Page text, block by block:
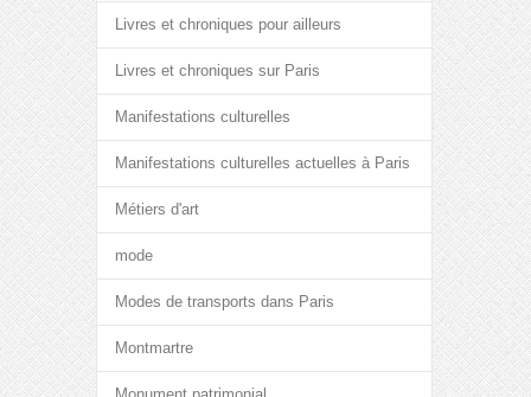
Livres et chroniques pour ailleurs
Livres et chroniques sur Paris
Manifestations culturelles
Manifestations culturelles actuelles à Paris
Métiers d'art
mode
Modes de transports dans Paris
Montmartre